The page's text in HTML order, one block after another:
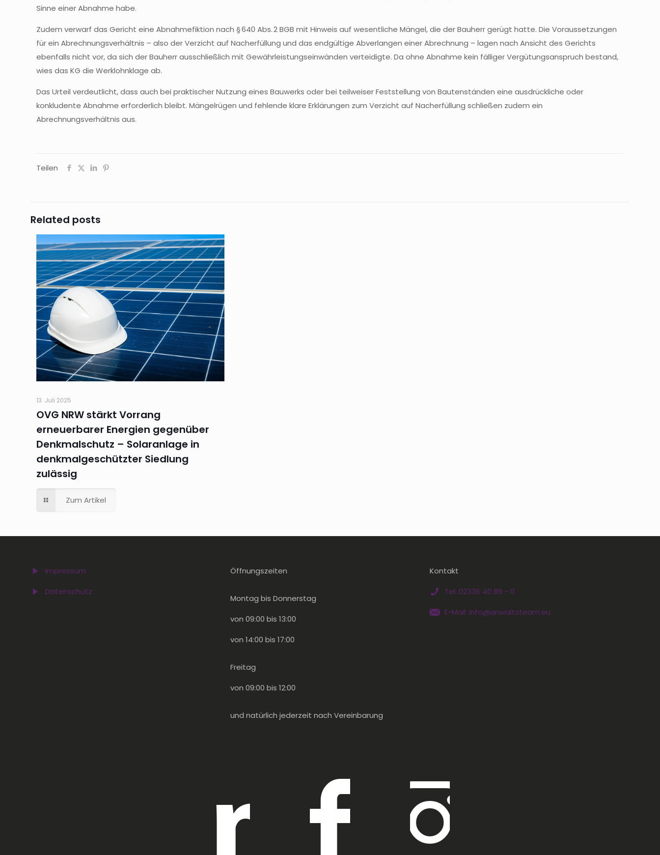
Sinne einer Abnahme habe.
Zudem verwarf das Gericht eine Abnahmefiktion nach § 640 Abs. 2 BGB mit Hinweis auf wesentliche Mängel, die der Bauherr gerügt hatte. Die Voraussetzungen
für ein Abrechnungsverhältnis – also der Verzicht auf Nacherfüllung und das endgültige Abverlangen einer Abrechnung – lagen nach Ansicht des Gerichts
ebenfalls nicht vor, da sich der Bauherr ausschließlich mit Gewährleistungseinwänden verteidigte. Da ohne Abnahme kein fälliger Vergütungsanspruch bestand,
wies das KG die Werklohnklage ab.
Das Urteil verdeutlicht, dass auch bei praktischer Nutzung eines Bauwerks oder bei teilweiser Feststellung von Bautenständen eine ausdrückliche oder
konkludente Abnahme erforderlich bleibt. Mängelrügen und fehlende klare Erklärungen zum Verzicht auf Nacherfüllung schließen zudem ein
Abrechnungsverhältnis aus.
Teilen
Related posts
13. Juli 2025
OVG NRW stärkt Vorrang
erneuerbarer Energien gegenüber
Denkmalschutz – Solaranlage in
denkmalgeschützter Siedlung
zulässig
Zum Artikel
Impressum
Datenschutz
Öffnungszeiten
Montag bis Donnerstag
von 09:00 bis 13:00
von 14:00 bis 17:00
Freitag
von 09:00 bis 12:00
und natürlich jederzeit nach Vereinbarung
Kontakt
Tel: 02336 40 89 - 0
E-Mail: info@anwaltsteam.eu